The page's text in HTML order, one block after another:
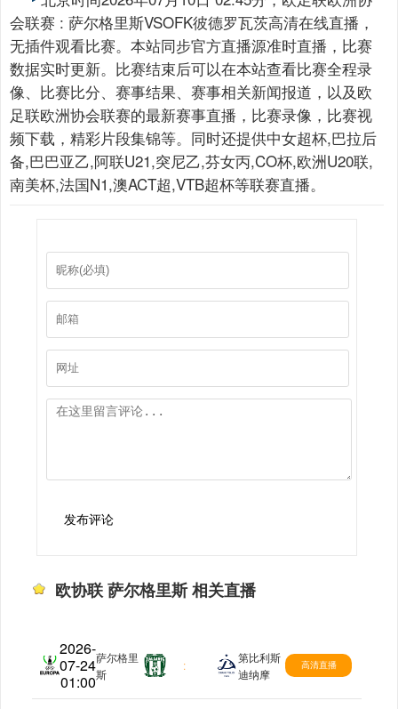
会联赛 : 萨尔格里斯VSOFK彼德罗瓦茨高清在线直播，
无插件观看比赛。本站同步官方直播源准时直播，比赛
数据实时更新。比赛结束后可以在本站查看比赛全程录
像、比赛比分、赛事结果、赛事相关新闻报道，以及欧
足联欧洲协会联赛的最新赛事直播，比赛录像，比赛视
频下载，精彩片段集锦等。同时还提供中女超杯,巴拉后
备,巴巴亚乙,阿联U21,突尼乙,芬女丙,CO杯,欧洲U20联,
南美杯,法国N1,澳ACT超,VTB超杯等联赛直播。
发布评论
欧协联 萨尔格里斯 相关直播
2026-
07-24
01:00
欧协联
萨尔格里
斯
:
第比利斯
迪纳摩
高清直播